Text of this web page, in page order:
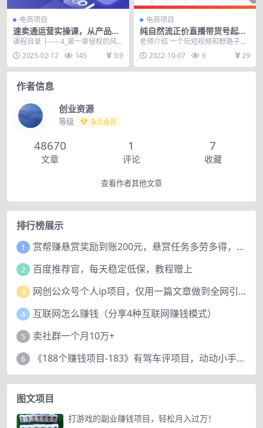
电商项目
速卖通运营实操课，从产品上
传到店铺布局，全方位提升你
的跨境电商能力
课程目录 ├── 4_第一章侵权的风
险规避 .mp4 ├── 3_分享速卖通运
营...2025-02-12 145 9.9
电商项目
纯自然流正价直播带货号起号
课程，0粉0作品0付费起号
老师介绍 一个玩短视频和野路子出
身的老电商 我会给你带来我的故事
你负责创造传奇 ...
2022-10-07 6 29
作者信息
创业资源
等级 永久会员
48670
文章
1
评论
7
收藏
查看作者其他文章
排行榜展示
1 赏帮赚悬赏奖励到账200元，悬赏任务多劳多得，人人可做。
2 百度推荐官，每天稳定低保，教程赠上
3 网创公众号个人ip项目，仅用一篇文章做到全网引流！
4 互联网怎么赚钱（分享4种互联网赚钱模式）
5 卖社群一个月10万+
6 《188个赚钱项目-183》有驾车评项目，动动小手，复制粘贴赚44元！
图文项目
打游戏的副业赚钱项目，轻松月入过万！